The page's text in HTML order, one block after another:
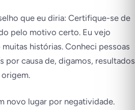
que eu diria: Certifique-se de
pelo motivo certo. Eu vejo
histórias. Conheci pessoas
por causa de, digamos, resultados
novo lugar por negatividade.